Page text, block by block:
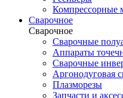
Компрессорные
Сварочное
Сварочное
Сварочные
Аппараты
Сварочные
Аргонодуговая
Плазморезы
Запчасти и